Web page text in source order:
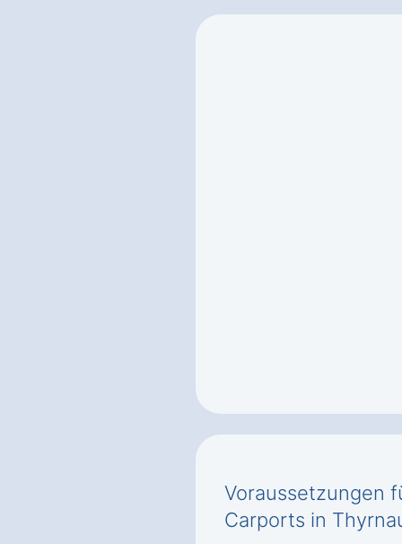
Voraussetzungen
Carports in